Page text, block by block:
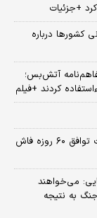
+جزئیات
کشورها درباره
آتش‌بس؛
کردند +فیلم
العربیه: توافق بازگشایی تنگه هرمز در راه است/جزئیات توافق ۶۰ روزه فاش
می‌خواهند
به نتیجه